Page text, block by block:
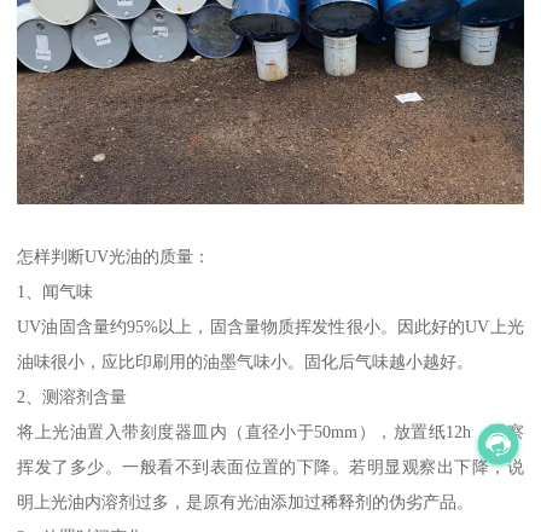
怎样判断UV光油的质量：
1、闻气味
UV油固含量约95%以上，固含量物质挥发性很小。因此好的UV上光
油味很小，应比印刷用的油墨气味小。固化后气味越小越好。
2、测溶剂含量
将上光油置入带刻度器皿内（直径小于50mm），放置纸12h，观察
挥发了多少。一般看不到表面位置的下降。若明显观察出下降，说
明上光油内溶剂过多，是原有光油添加过稀释剂的伪劣产品。